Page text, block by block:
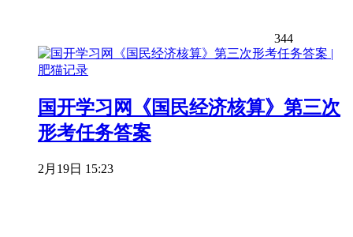
344
国开学习网《国民经济核算》第三次
形考任务答案
2月19日 15:23